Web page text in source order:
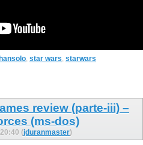
, star wars, starwars
review (parte-iii) –
(ms-dos)
(jduranmaster)